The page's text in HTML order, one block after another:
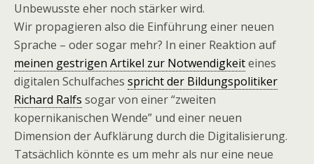
Unbewusste eher noch stärker wird.
Wir propagieren also die Einführung einer neuen
Sprache – oder sogar mehr? In einer Reaktion auf
meinen gestrigen Artikel zur Notwendigkeiteines
digitalen Schulfaches spricht der Bildungspolitiker
Richard Ralfs sogar von einer “zweiten
kopernikanischen Wende” und einer neuen
Dimension der Aufklärung durch die Digitalisierung.
Tatsächlich könnte es um mehr als nur eine neue